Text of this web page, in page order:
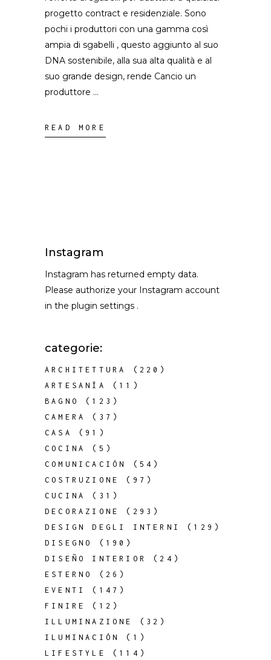
progetto contract e residenziale. Sono
pochi i produttori con una gamma così
ampia di sgabelli , questo aggiunto al suo
DNA sostenibile, alla sua alta qualità e al
suo grande design, rende Cancio un
produttore
READ MORE
Instagram
Instagram has returned empty data.
Please authorize your Instagram account
in the plugin settings .
categorie:
ARCHITETTURA
(220)
ARTESANÍA
(11)
BAGNO
(123)
CAMERA
(37)
CASA
(91)
COCINA
(5)
COMUNICACIÓN
(54)
COSTRUZIONE
(97)
CUCINA
(31)
DECORAZIONE
(293)
DESIGN DEGLI INTERNI
(129)
DISEGNO
(190)
DISEÑO INTERIOR
(24)
ESTERNO
(26)
EVENTI
(147)
FINIRE
(12)
ILLUMINAZIONE
(32)
ILUMINACIÓN
(1)
LIFESTYLE
(114)